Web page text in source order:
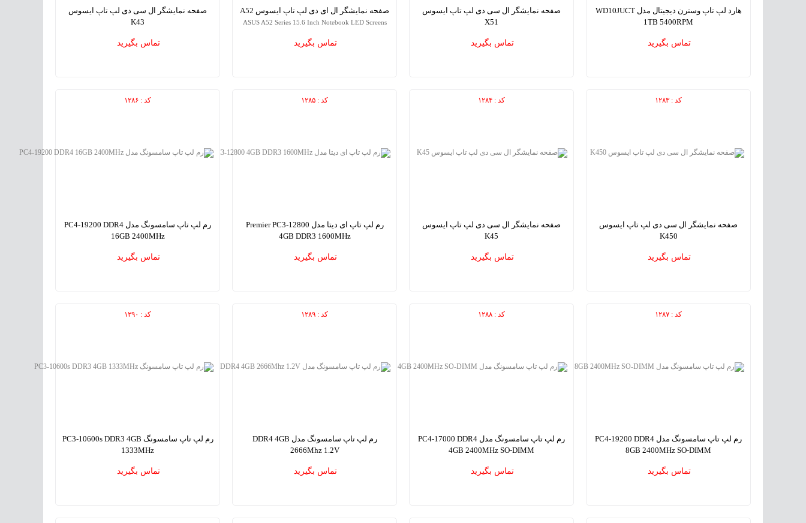
هارد لپ تاپ وسترن دیجیتال مدل WD10JUCT
1TB 5400RPM
Hard Drive
تماس بگیرید
صفحه نمایشگر ال سی دی لپ تاپ ایسوس
X51
تماس بگیرید
صفحه نمایشگر ال ای دی لپ تاپ ایسوس A52
ASUS A52 Series 15.6 Inch Notebook LED Screens
تماس بگیرید
صفحه نمایشگر ال سی دی لپ تاپ ایسوس
K43
تماس بگیرید
کد : ۱۲۸۳
صفحه نمایشگر ال سی دی لپ تاپ ایسوس
K450
تماس بگیرید
کد : ۱۲۸۴
صفحه نمایشگر ال سی دی لپ تاپ ایسوس
K45
تماس بگیرید
کد : ۱۲۸۵
رم لپ تاپ ای دیتا مدل Premier PC3-12800
4GB DDR3 1600MHz
Laptop Memory
تماس بگیرید
کد : ۱۲۸۶
رم لپ تاپ سامسونگ مدل PC4-19200 DDR4
16GB 2400MHz
Laptop Memory
تماس بگیرید
کد : ۱۲۸۷
رم لپ تاپ سامسونگ مدل PC4-19200 DDR4
8GB 2400MHz SO-DIMM
DIMM Laptop Memory
تماس بگیرید
کد : ۱۲۸۸
رم لپ تاپ سامسونگ مدل PC4-17000 DDR4
4GB 2400MHz SO-DIMM
DIMM Laptop Memory
تماس بگیرید
کد : ۱۲۸۹
رم لپ تاپ سامسونگ مدل DDR4 4GB
2666Mhz 1.2V
Memory
تماس بگیرید
کد : ۱۲۹۰
رم لپ تاپ سامسونگ PC3-10600s DDR3 4GB
1333MHz
Laptop Memory
تماس بگیرید